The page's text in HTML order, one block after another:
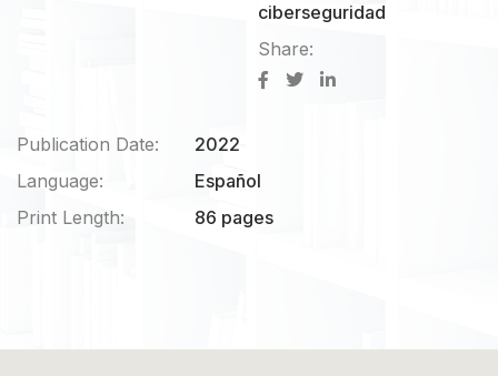
ciberseguridad
Share:
Publication Date:
2022
Language:
Español
Print Length:
86 pages